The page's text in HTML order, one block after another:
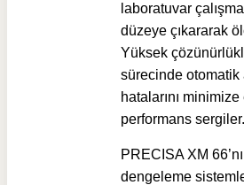
laboratuvar
düzeye çıkararak
Yüksek
sürecinde otomatik
hatalarını
performans sergiler.
PRECISA XM
dengeleme